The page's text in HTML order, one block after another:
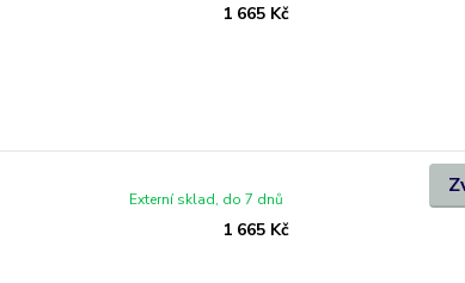
1 665 Kč
1 665 Kč
Externí sklad, do 7 dnů